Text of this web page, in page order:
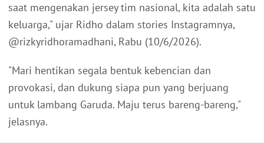
saat mengenakan jersey tim nasional, kita adalah satu
keluarga," ujar Ridho dalam stories Instagramnya,
@rizkyridhoramadhani, Rabu (10/6/2026).
"Mari hentikan segala bentuk kebencian dan
provokasi, dan dukung siapa pun yang berjuang
untuk lambang Garuda. Maju terus bareng-bareng,"
jelasnya.